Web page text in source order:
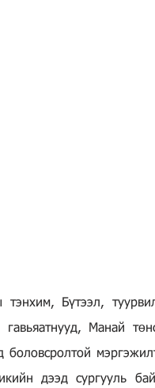
тэнхим, Бүтээл,
Манай
боловсролтой
дээд сургууль